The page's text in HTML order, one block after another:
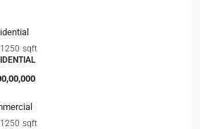
1250 sqft
1250 sqft